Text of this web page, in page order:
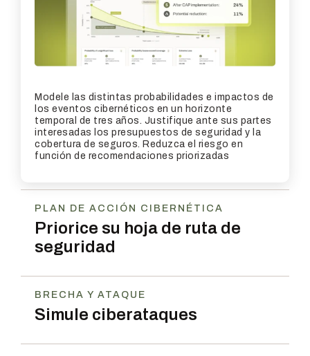
Modele las distintas probabilidades e impactos de
los eventos cibernéticos en un horizonte
temporal de tres años. Justifique ante sus partes
interesadas los presupuestos de seguridad y la
cobertura de seguros. Reduzca el riesgo en
función de recomendaciones priorizadas
Priorice su hoja de ruta de
seguridad
PLAN DE ACCIÓN CIBERNÉTICA
Simule ciberataques
BRECHA Y ATAQUE